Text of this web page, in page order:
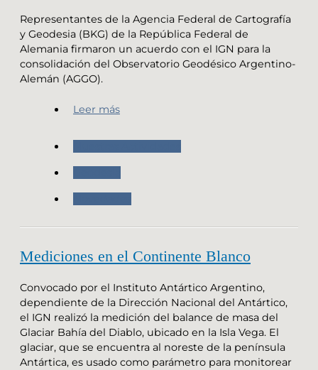
Representantes de la Agencia Federal de Cartografía
y Geodesia (BKG) de la República Federal de
Alemania firmaron un acuerdo con el IGN para la
consolidación del Observatorio Geodésico Argentino-
Alemán (AGGO).
Leer más
Mediciones en el Continente Blanco
Convocado por el Instituto Antártico Argentino,
dependiente de la Dirección Nacional del Antártico,
el IGN realizó la medición del balance de masa del
Glaciar Bahía del Diablo, ubicado en la Isla Vega. El
glaciar, que se encuentra al noreste de la península
Antártica, es usado como parámetro para monitorear